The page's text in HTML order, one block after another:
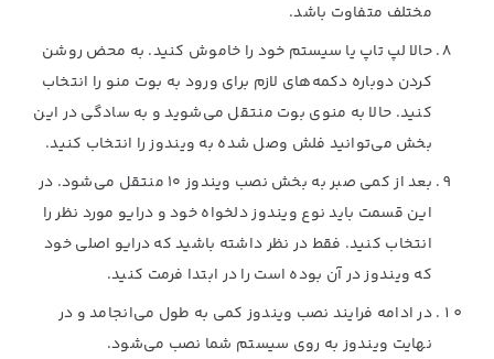
مختلف متفاوت باشد.
حالا لپ تاپ یا سیستم خود را خاموش کنید. به محض روشن
کردن دوباره دکمه‌های لازم برای ورود به بوت منو را انتخاب
کنید. حالا به منوی بوت منتقل می‌شوید و به سادگی در این
بخش می‌توانید فلش وصل شده به ویندوز را انتخاب کنید.
بعد از کمی صبر به بخش نصب ویندوز ‍۱۰ منتقل می‌شود. در
این قسمت باید نوع ویندوز دلخواه خود و درایو مورد نظر را
انتخاب کنید. فقط در نظر داشته باشید که درایو اصلی خود
که ویندوز در آن بوده است را در ابتدا فرمت کنید.
در ادامه فرایند نصب ویندوز کمی به طول می‌انجامد و در
نهایت ویندوز به روی سیستم شما نصب می‌شود.